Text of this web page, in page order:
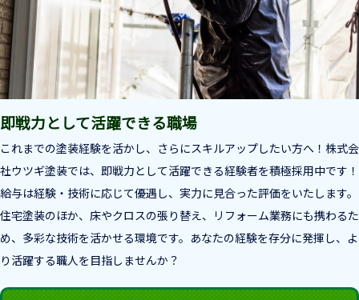
即戦力として活躍できる職場
これまでの塗装経験を活かし、さらにスキルアップしたい方へ！株式会
社ウツギ塗装では、即戦力として活躍できる経験者を積極採用中です！
給与は経験・技術に応じて優遇し、実力に見合った評価をいたします。
住宅塗装のほか、床やクロスの張り替え、リフォーム業務にも携わるた
め、多彩な技術を活かせる環境です。あなたの経験を存分に発揮し、よ
り活躍する職人を目指しませんか？